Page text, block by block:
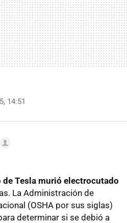
14:51
de Tesla murió electrocutado
La Administración de
(OSHA por sus siglas)
determinar si se debió a